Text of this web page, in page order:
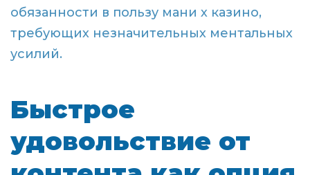
обязанности в пользу мани х казино,
требующих незначительных ментальных
усилий.
Быстрое
удовольствие от